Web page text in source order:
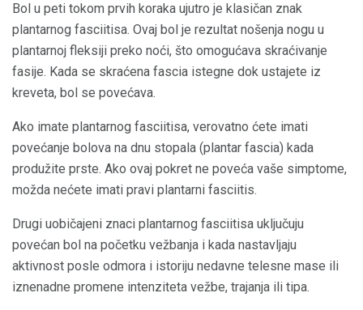
Bol u peti tokom prvih koraka ujutro je klasičan znak
plantarnog fasciitisa. Ovaj bol je rezultat nošenja nogu u
plantarnoj fleksiji preko noći, što omogućava skraćivanje
fasije. Kada se skraćena fascia istegne dok ustajete iz
kreveta, bol se povećava.
Ako imate plantarnog fasciitisa, verovatno ćete imati
povećanje bolova na dnu stopala (plantar fascia) kada
produžite prste. Ako ovaj pokret ne poveća vaše simptome,
možda nećete imati pravi plantarni fasciitis.
Drugi uobičajeni znaci plantarnog fasciitisa uključuju
povećan bol na početku vežbanja i kada nastavljaju
aktivnost posle odmora i istoriju nedavne telesne mase ili
iznenadne promene intenziteta vežbe, trajanja ili tipa.